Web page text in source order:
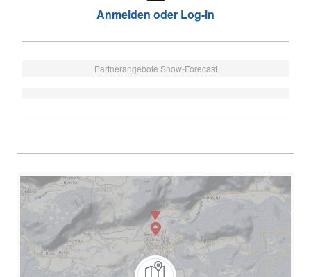
Anmelden oder Log-in
Partnerangebote Snow-Forecast